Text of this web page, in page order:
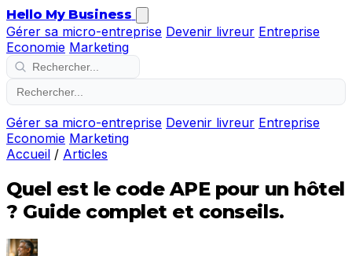
Hello My Business
Gérer sa micro-entreprise Devenir livreur Entreprise
Economie Marketing
Gérer sa micro-entreprise Devenir livreur Entreprise
Economie Marketing
Accueil / Articles
Quel est le code APE pour un hôtel
? Guide complet et conseils.